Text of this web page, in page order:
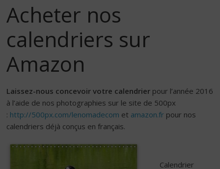
Acheter nos
calendriers sur
Amazon
Laissez-nous concevoir votre calendrier pour l’année 2016
à l’aide de nos photographies sur le site de 500px
: http://500px.com/lenomadecom et amazon.fr pour nos
calendriers déjà conçus en français.
Calendrier